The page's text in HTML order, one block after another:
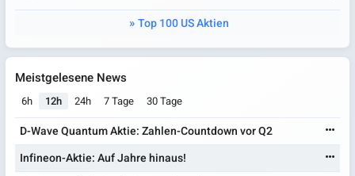
Top 100 US Aktien
Meistgelesene News
6h 12h 24h 7 Tage 30 Tage
D-Wave Quantum Aktie: Zahlen-Countdown vor Q2
Infineon-Aktie: Auf Jahre hinaus!